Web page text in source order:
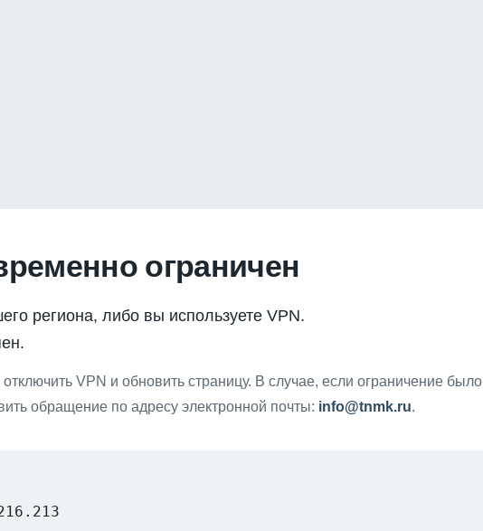
ограничен
региона, либо вы используете VPN.
VPN и обновить страницу. В случае, если ограничение было
обращение по адресу электронной почты: info@tnmk.ru.